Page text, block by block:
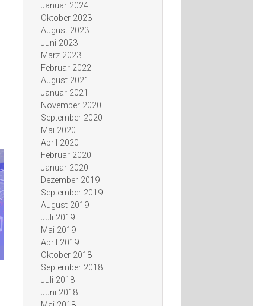
Januar 2024
Oktober 2023
August 2023
Juni 2023
März 2023
Februar 2022
August 2021
Januar 2021
November 2020
September 2020
Mai 2020
April 2020
Februar 2020
Januar 2020
Dezember 2019
September 2019
August 2019
Juli 2019
Mai 2019
April 2019
Oktober 2018
September 2018
Juli 2018
Juni 2018